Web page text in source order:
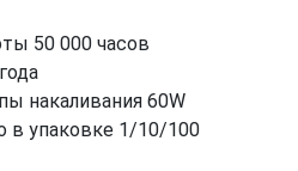
50 000 часов
накаливания 60W
в упаковке 1/10/100